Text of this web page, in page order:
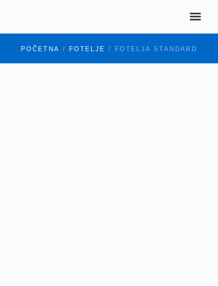
POČETNA / FOTELJE / FOTELJA STANDARD